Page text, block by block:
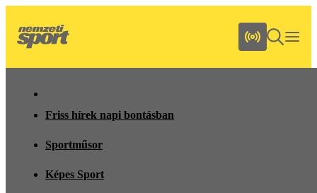
Friss hírek napi bontásban
Sportműsor
Képes Sport